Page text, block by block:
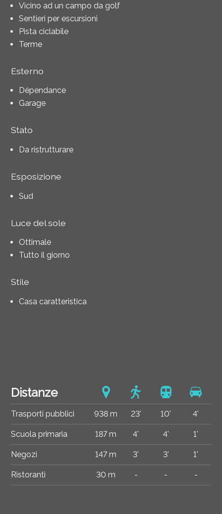
Vicino ad un campo da golf
Sentieri per escursioni
Pista ciclabile
Terme
Esterno
Dépendance
Garage
Stato
Da ristrutturare
Esposizione
Sud
Luce del sole
Ottimale
Tutto il giorno
Stile
Casa caratteristica
Distanze
Trasporti pubblici 938 m 23' 10' 4'
Scuola primaria 187 m 4' 4' 1'
Negozi 147 m 3' 3' 1'
Ristoranti 30 m - - -